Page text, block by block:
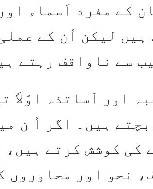
کے مفرد اَسماء
ہیں لیکن اُن کے
سے ناواقف رہتے
اور اَساتذہ اوّلاً
ہیں۔ اگر اُ ن
کی کوشش کرتے ہیں،
نحو اور محاوروں